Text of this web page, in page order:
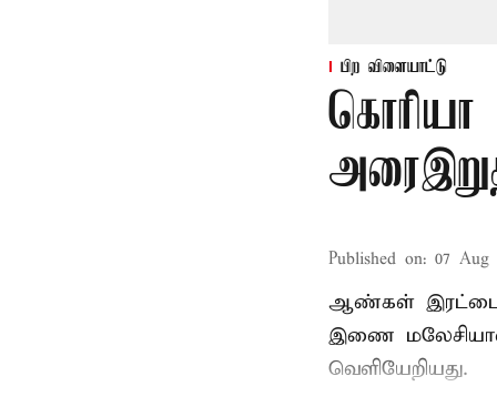
பிற விளையாட்டு
Published on: 07 Aug
ஆண்கள் இரட்டையர்
இணை
வெளியேறியது.